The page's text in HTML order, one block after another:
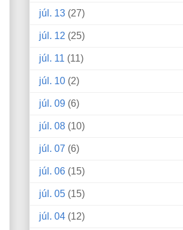
júl. 13 (27)
júl. 12 (25)
júl. 11 (11)
júl. 10 (2)
júl. 09 (6)
júl. 08 (10)
júl. 07 (6)
júl. 06 (15)
júl. 05 (15)
júl. 04 (12)